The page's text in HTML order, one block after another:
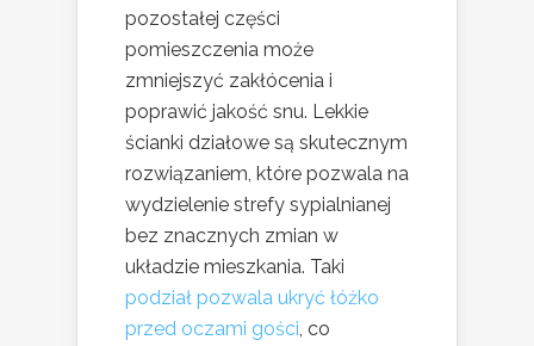
pozostałej części
pomieszczenia może
zmniejszyć zakłócenia i
poprawić jakość snu. Lekkie
ścianki działowe są skutecznym
rozwiązaniem, które pozwala na
wydzielenie strefy sypialnianej
bez znacznych zmian w
układzie mieszkania. Taki
podział pozwala ukryć łóżko
przed oczami gości, co